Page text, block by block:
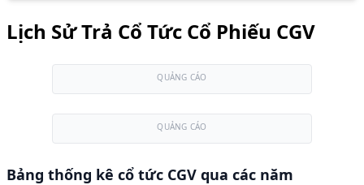
Lịch Sử Trả Cổ Tức Cổ Phiếu CGV
QUẢNG CÁO
QUẢNG CÁO
Bảng thống kê cổ tức CGV qua các năm